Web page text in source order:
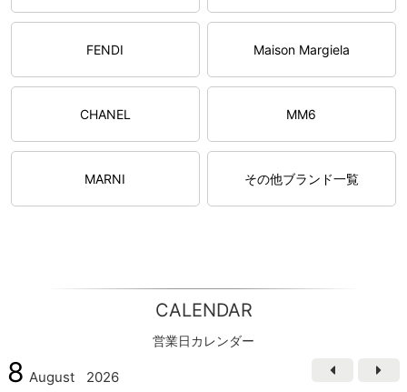
FENDI Maison Margiela
CHANEL MM6
MARNI その他ブランド一覧
CALENDAR
営業日カレンダー
8 August 2026